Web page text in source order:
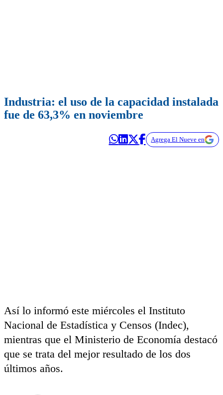
Industria: el uso de la capacidad instalada
fue de 63,3% en noviembre
Agrega El Nueve en
Así lo informó este miércoles el Instituto
Nacional de Estadística y Censos (Indec),
mientras que el Ministerio de Economía destacó
que se trata del mejor resultado de los dos
últimos años.